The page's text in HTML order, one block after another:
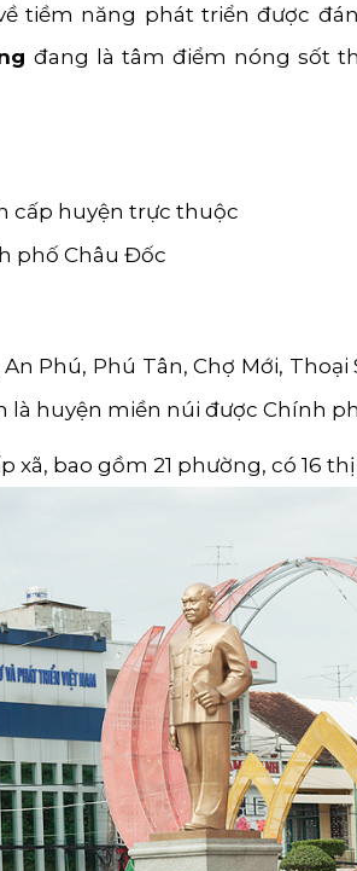
tiềm năng phát triển được
đang là tâm điểm nóng sốt
cấp huyện trực thuộc
phố Châu Đốc
Phú, Phú Tân, Chợ Mới,
là huyện miền núi được Chính
bao gồm 21 phường, có 16 thị